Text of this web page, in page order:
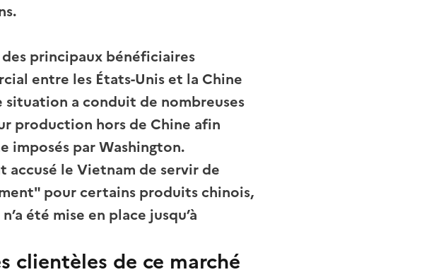
principaux bénéficiaires
entre les États-Unis et la Chine
situation a conduit de nombreuses
production hors de Chine afin
imposés par Washington.
accusé le Vietnam de servir de
pour certains produits chinois,
été mise en place jusqu’à
clientèles de ce marché